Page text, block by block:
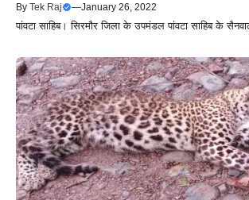
By Tek Raj —January 26, 2022
पांवटा साहिब। सिरमौर जिला के उपमंडल पांवटा साहिब के